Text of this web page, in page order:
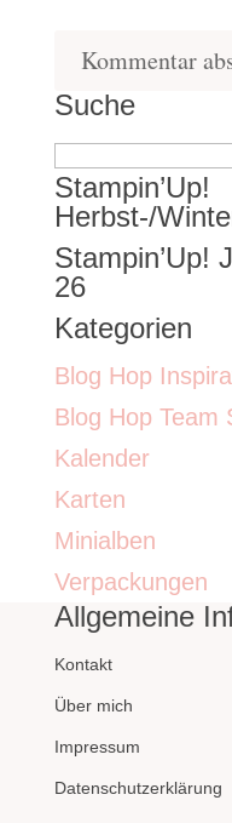
Suche
Suchen
nach:
Stampin’Up!
Herbst-/
Stampin’Up!
26
Kategorien
Blog Hop
Blog Hop Team
Kalender
Karten
Minialben
Verpackungen
Allgemeine
Kontakt
Über mich
Impressum
Datenschutzerklärung